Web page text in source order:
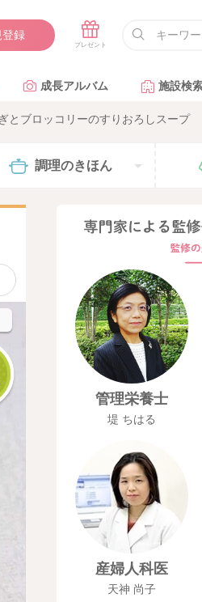
登録
成長アルバム 施設検
とブロッコリーのすりおろしスープ
調理のきほん
管理栄養士
堤 ちはる
産婦人科医
天神 尚子